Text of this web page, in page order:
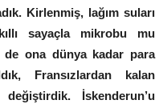
Kirlenmiş, lağım suları
sayaçla mikrobu mu
de ona dünya kadar para
Fransızlardan kalan
İskenderun’u